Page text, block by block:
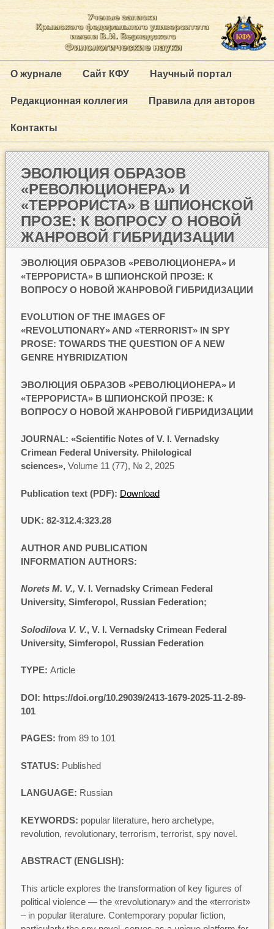
О журнале Сайт КФУ Научный портал
Редакционная коллегия Правила для авторов
Контакты
ЭВОЛЮЦИЯ ОБРАЗОВ
«РЕВОЛЮЦИОНЕРА» И
«ТЕРРОРИСТА» В ШПИОНСКОЙ
ПРОЗЕ: К ВОПРОСУ О НОВОЙ
ЖАНРОВОЙ ГИБРИДИЗАЦИИ
ЭВОЛЮЦИЯ ОБРАЗОВ «РЕВОЛЮЦИОНЕРА» И
«ТЕРРОРИСТА» В ШПИОНСКОЙ ПРОЗЕ: К
ВОПРОСУ О НОВОЙ ЖАНРОВОЙ ГИБРИДИЗАЦИИ
EVOLUTION OF THE IMAGES OF
«REVOLUTIONARY» AND «TERRORIST» IN SPY
PROSE: TOWARDS THE QUESTION OF A NEW
GENRE HYBRIDIZATION
ЭВОЛЮЦИЯ ОБРАЗОВ «РЕВОЛЮЦИОНЕРА» И
«ТЕРРОРИСТА» В ШПИОНСКОЙ ПРОЗЕ: К
ВОПРОСУ О НОВОЙ ЖАНРОВОЙ ГИБРИДИЗАЦИИ
JOURNAL: «Scientific Notes of V. I. Vernadsky
Crimean Federal University. Philological
sciences», Volume 11 (77), № 2, 2025
Publication text (PDF): Download
UDK: 82-312.4:323.28
AUTHOR AND PUBLICATION
INFORMATION AUTHORS:
Norets M. V., V. I. Vernadsky Crimean Federal
University, Simferopol, Russian Federation;
Solodilova V. V., V. I. Vernadsky Crimean Federal
University, Simferopol, Russian Federation
TYPE: Article
DOI: https://doi.org/10.29039/2413-1679-2025-11-2-89-
101
PAGES: from 89 to 101
STATUS: Published
LANGUAGE: Russian
KEYWORDS: popular literature, hero archetype,
revolution, revolutionary, terrorism, terrorist, spy novel.
ABSTRACT (ENGLISH):
This article explores the transformation of key figures of
political violence — the «revolutionary» and the «terrorist»
– in popular literature. Contemporary popular fiction,